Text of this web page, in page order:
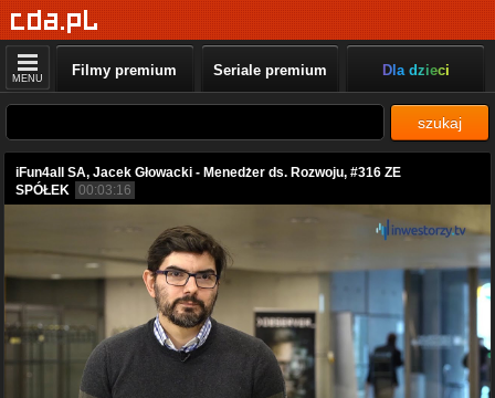
MENU Filmy premium Seriale premium Dla dzieci
szukaj
iFun4all SA, Jacek Głowacki - Menedżer ds. Rozwoju, #316 ZE
SPÓŁEK 00:03:16